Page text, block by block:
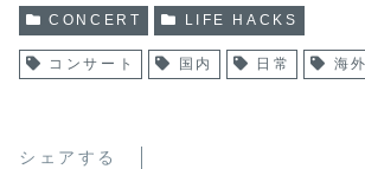
CONCERT LIFE HACKS
コンサート 国内 日常 海外
シェアする